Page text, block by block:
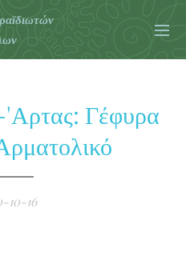
Γέφυρα
10-16